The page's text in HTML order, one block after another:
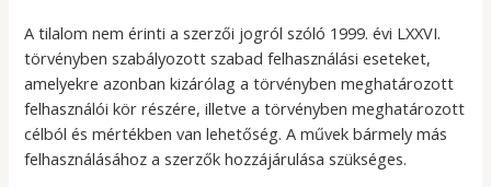
A tilalom nem érinti a szerzői jogról szóló 1999. évi LXXVI.
törvényben szabályozott szabad felhasználási eseteket,
amelyekre azonban kizárólag a törvényben meghatározott
felhasználói kör részére, illetve a törvényben meghatározott
célból és mértékben van lehetőség. A művek bármely más
felhasználásához a szerzők hozzájárulása szükséges.